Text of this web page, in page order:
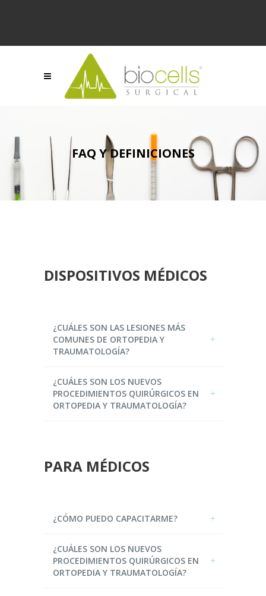
FAQ Y DEFINICIONES
DISPOSITIVOS MÉDICOS
¿CUÁLES SON LAS LESIONES MÁS
COMUNES DE ORTOPEDIA Y
TRAUMATOLOGÍA?
¿CUÁLES SON LOS NUEVOS
PROCEDIMIENTOS QUIRÚRGICOS EN
ORTOPEDIA Y TRAUMATOLOGÍA?
PARA MÉDICOS
¿CÓMO PUEDO CAPACITARME?
¿CUÁLES SON LOS NUEVOS
PROCEDIMIENTOS QUIRÚRGICOS EN
ORTOPEDIA Y TRAUMATOLOGÍA?